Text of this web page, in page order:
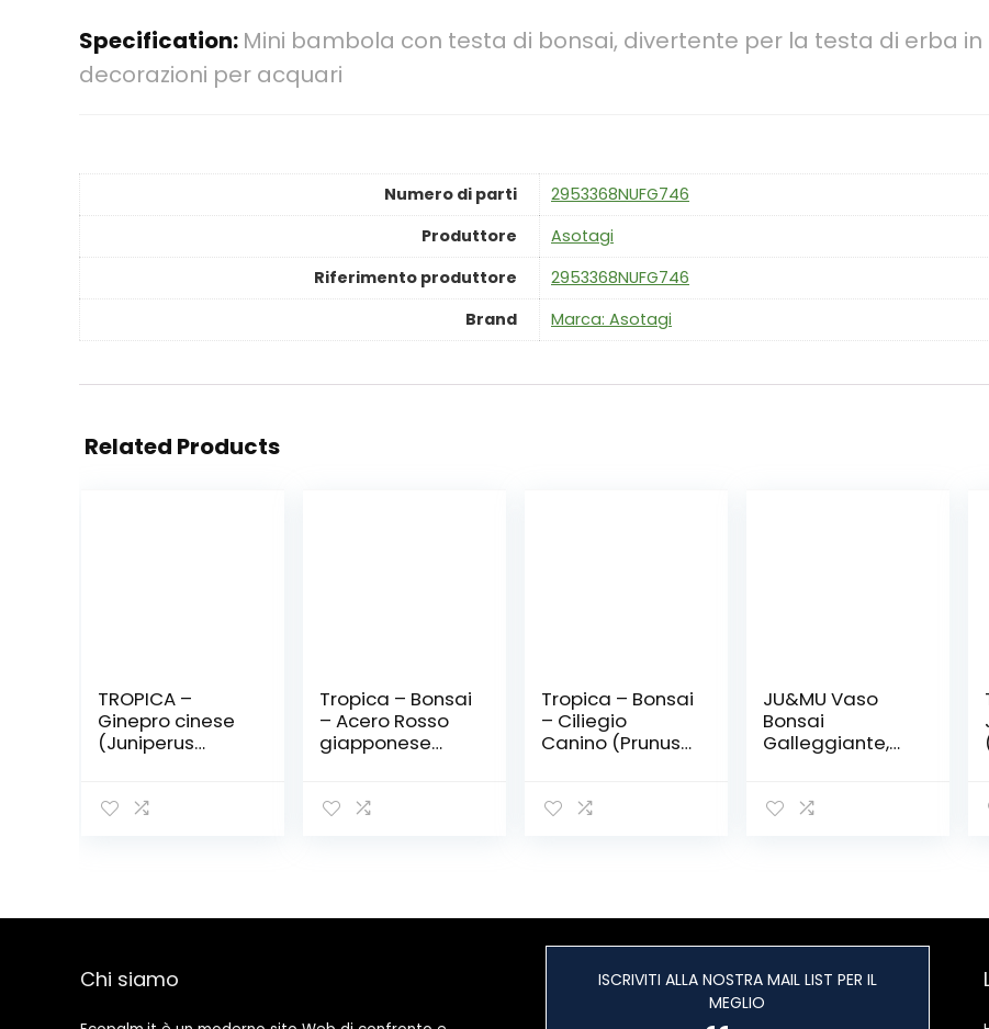
Specification: Mini bambola con testa di bonsai, divertente per la testa di erba
decorazioni per acquari
Numero di parti
‎2953368NUFG746
Produttore
‎Asotagi
Riferimento produttore
‎2953368NUFG746
Brand
Marca: Asotagi
Related Products
TROPICA –
Ginepro cinese
(Juniperus
Tropica – Bonsai
– Acero Rosso
giapponese
– 20 semi
Tropica – Bonsai
– Ciliegio
Canino (Prunus
JU&MU Vaso
Bonsai
Galleggiante,
Magnetico,
vasi di Fiori e
fioriere da casa
(Legno Scuro)
Chi siamo
ISCRIVITI ALLA NOSTRA MAIL LIST PER IL
MEGLIO